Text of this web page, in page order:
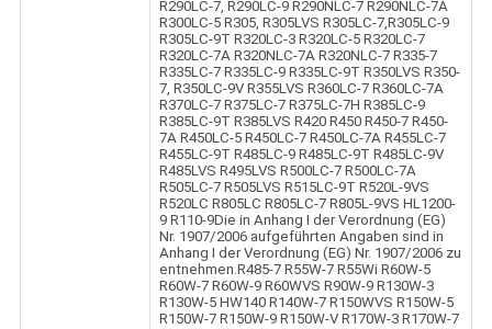
R290LC-7, R290LC-9 R290NLC-7 R290NLC-7A
R300LC-5 R305, R305LVS R305LC-7,R305LC-9
R305LC-9T R320LC-3 R320LC-5 R320LC-7
R320LC-7A R320NLC-7A R320NLC-7 R335-7
R335LC-7 R335LC-9 R335LC-9T R350LVS R350-
7, R350LC-9V R355LVS R360LC-7 R360LC-7A
R370LC-7 R375LC-7 R375LC-7H R385LC-9
R385LC-9T R385LVS R420 R450 R450-7 R450-
7A R450LC-5 R450LC-7 R450LC-7A R455LC-7
R455LC-9T R485LC-9 R485LC-9T R485LC-9V
R485LVS R495LVS R500LC-7 R500LC-7A
R505LC-7 R505LVS R515LC-9T R520L-9VS
R520LC R805LC R805LC-7 R805L-9VS HL1200-
9 R110-9Die in Anhang I der Verordnung (EG)
Nr. 1907/2006 aufgeführten Angaben sind in
Anhang I der Verordnung (EG) Nr. 1907/2006 zu
entnehmen.R485-7 R55W-7 R55Wi R60W-5
R60W-7 R60W-9 R60WVS R90W-9 R130W-3
R130W-5 HW140 R140W-7 R150WVS R150W-5
R150W-7 R150W-9 R150W-V R170W-3 R170W-7